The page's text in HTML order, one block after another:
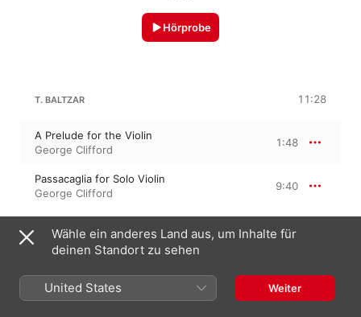
Hörprobe
T. BALTZAR 11:28
A Prelude for the Violin
George Clifford
1:48
Passacaglia for Solo Violin
George Clifford
9:40
T. BALTZAR: PARTITA NO 1 IN A MINOR
Allemande Courante Sarabande Gigue
George Clifford
9:42
Wähle ein anderes Land aus, um Inhalte für
deinen Standort zu sehen
United States Weiter